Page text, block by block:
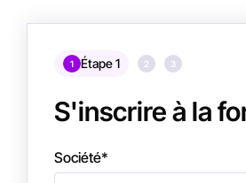
1 Étape 1 2 3
S'inscrire à la
Société*